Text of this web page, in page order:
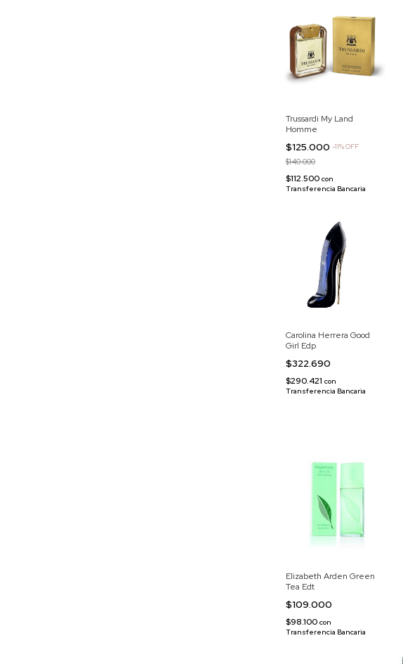
Trussardi My Land
Homme
$125.000 -11%OFF
$140.000
$112.500 con
Transferencia Bancaria
Carolina Herrera Good
Girl Edp
$322.690
$290.421 con
Transferencia Bancaria
Elizabeth Arden Green
Tea Edt
$109.000
$98.100 con
Transferencia Bancaria